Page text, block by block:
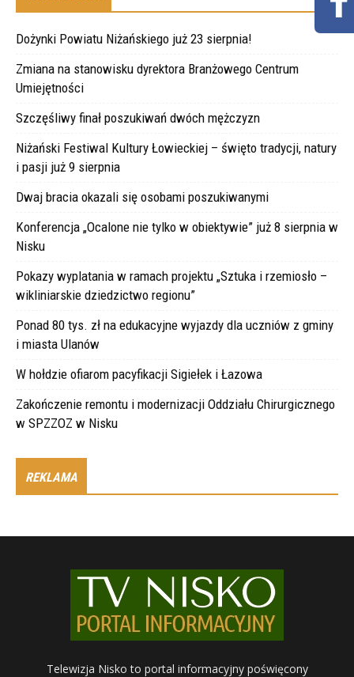
Dożynki Powiatu Niżańskiego już 23 sierpnia!
Zmiana na stanowisku dyrektora Branżowego Centrum
Umiejętności
Szczęśliwy finał poszukiwań dwóch mężczyzn
Niżański Festiwal Kultury Łowieckiej – święto tradycji, natury
i pasji już 9 sierpnia
Dwaj bracia okazali się osobami poszukiwanymi
Konferencja „Ocalone nie tylko w obiektywie” już 8 sierpnia w
Nisku
Pokazy wyplatania w ramach projektu „Sztuka i rzemiosło –
wikliniarskie dziedzictwo regionu”
Ponad 80 tys. zł na edukacyjne wyjazdy dla uczniów z gminy
i miasta Ulanów
W hołdzie ofiarom pacyfikacji Sigiełek i Łazowa
Zakończenie remontu i modernizacji Oddziału Chirurgicznego
w SPZZOZ w Nisku
REKLAMA
Telewizja Nisko to portal informacyjny poświęcony